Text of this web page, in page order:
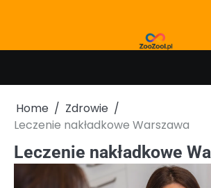
Home
Zdrowie
Leczenie nakładkowe Warszawa
Leczenie nakładkowe